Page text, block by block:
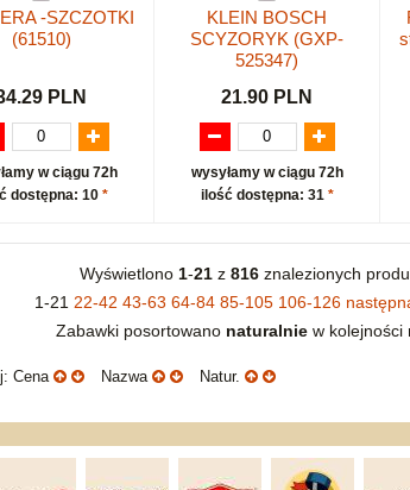
-SZCZOTKI
(61510)
PLN
w ciągu 72h
dostępna: 10 *
KLEIN BOSCH
SCYZORYK (GXP-
525347)
21.90 PLN
wysyłamy w ciągu 72h
ilość dostępna: 31 *
Wyświetlono 1-21z 816znalezionych
1-21 22-42 43-63 64-84 85-105 106-126
Zabawki posortowano naturalniew kolejności
Cena Nazwa Natur.